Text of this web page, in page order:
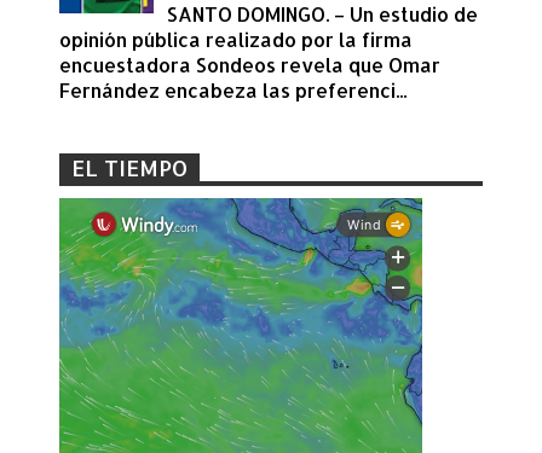
SANTO DOMINGO. – Un estudio de
opinión pública realizado por la firma
encuestadora Sondeos revela que Omar
Fernández encabeza las preferenci...
EL TIEMPO